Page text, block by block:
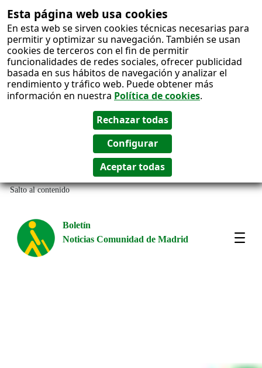
Esta página web usa cookies
En esta web se sirven cookies técnicas necesarias para
permitir y optimizar su navegación. También se usan
cookies de terceros con el fin de permitir
funcionalidades de redes sociales, ofrecer publicidad
basada en sus hábitos de navegación y analizar el
rendimiento y tráfico web. Puede obtener más
información en nuestra Política de cookies.
Salto al contenido
Boletín
Noticias Comunidad de Madrid